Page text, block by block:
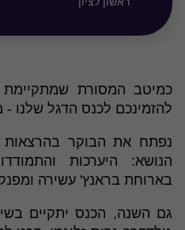
כמיטב המסורת
להזמינכם לכנס הדגל שלנו -
נפתח את הבוקר בהרצאות
הנושא: היערכות
בארוחת בראנץ' עשירה
גם השנה, הכנס יתקיים